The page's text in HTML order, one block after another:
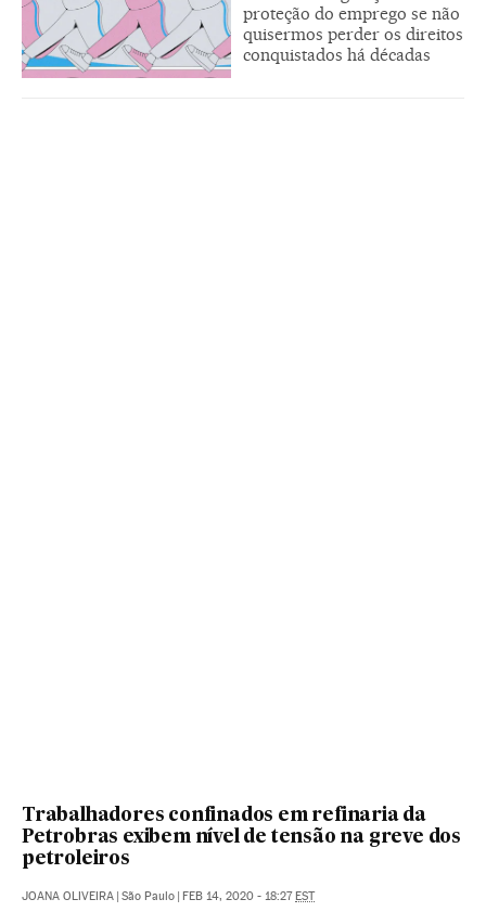
proteção do emprego se não
quisermos perder os direitos
conquistados há décadas
Trabalhadores confinados em refinaria da
Petrobras exibem nível de tensão na greve dos
petroleiros
JOANA OLIVEIRA São Paulo FEB 14, 2020 - 18:27 EST